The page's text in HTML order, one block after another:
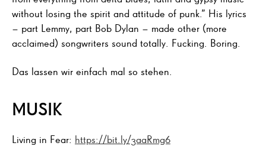
without losing the spirit and attitude of punk.” His lyrics
– part Lemmy, part Bob Dylan – made other (more
acclaimed) songwriters sound totally. Fucking. Boring.
Das lassen wir einfach mal so stehen.
MUSIK
Living in Fear: https://bit.ly/3aaRmg6